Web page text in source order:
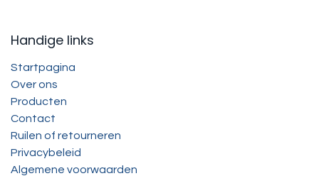
Handige links
Startpagina
Over ons
Producten
Contact
Ruilen of retourneren
Privacybeleid
Algemene voorwaarden